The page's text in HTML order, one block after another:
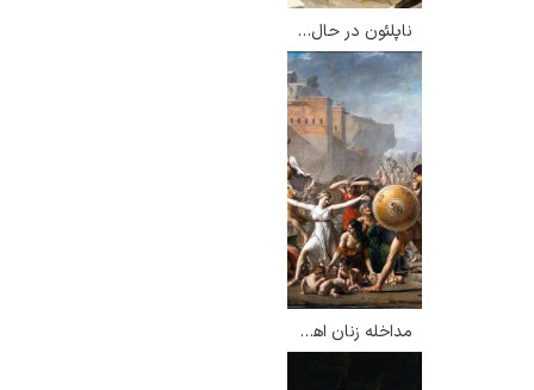
ادوارد مونک
کامی پیسارو
ناپلئون در حال عبور از آلپ – ژاک لویی داوید
مداخله زنان اهل سابین – ژاک لویی داوید